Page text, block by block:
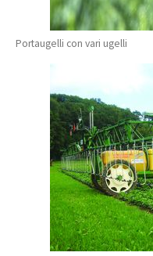
Portaugelli con vari ugelli